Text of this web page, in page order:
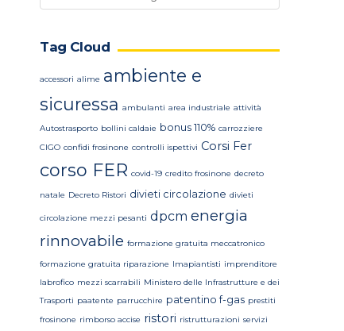
news
Tag Cloud
accessori alime ambiente e
sicuressa ambulanti area industriale attività
Autostrasporto bollini caldaie bonus 110% carrozziere
CIGO confidi frosinone controlli ispettivi Corsi Fer
corso FER covid-19 credito frosinone decreto
natale Decreto Ristori divieti circolazione divieti
circolazione mezzi pesanti dpcm energia
rinnovabile formazione gratuita meccatronico
formazione gratuita riparazione Imapiantisti imprenditore
labrofico mezzi scarrabili Ministero delle Infrastrutture e dei
Trasporti paatente parrucchire patentino f-gas prestiti
frosinone rimborso accise ristori ristrutturazioni servizi